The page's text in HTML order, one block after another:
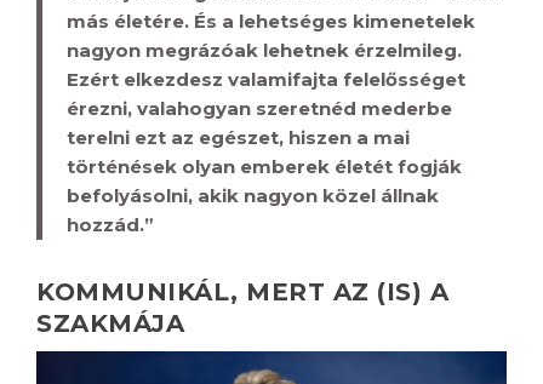
más életére. És a lehetséges kimenetelek
nagyon megrázóak lehetnek érzelmileg.
Ezért elkezdesz valamifajta felelősséget
érezni, valahogyan szeretnéd mederbe
terelni ezt az egészet, hiszen a mai
történések olyan emberek életét fogják
befolyásolni, akik nagyon közel állnak
hozzád.”
KOMMUNIKÁL, MERT AZ (IS) A
SZAKMÁJA